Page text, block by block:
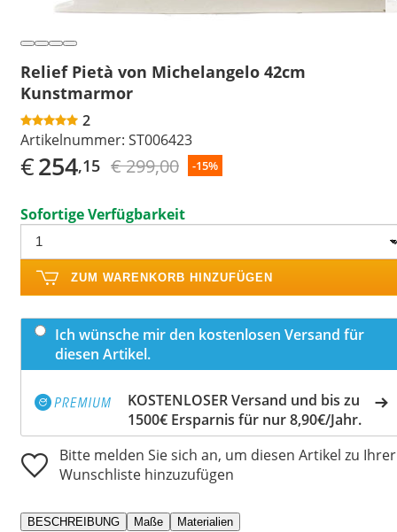
Relief Pietà von Michelangelo 42cm
Kunstmarmor
2
Artikelnummer: ST006423
€254,15 € 299,00 -15%
Sofortige Verfügbarkeit
ZUM WARENKORB HINZUFÜGEN
Ich wünsche mir den kostenlosen Versand für
diesen Artikel.
KOSTENLOSER Versand und bis zu
1500€ Ersparnis für nur 8,90€/Jahr.
Bitte melden Sie sich an, um diesen Artikel zu Ihrer
Wunschliste hinzuzufügen
BESCHREIBUNG Maße Materialien